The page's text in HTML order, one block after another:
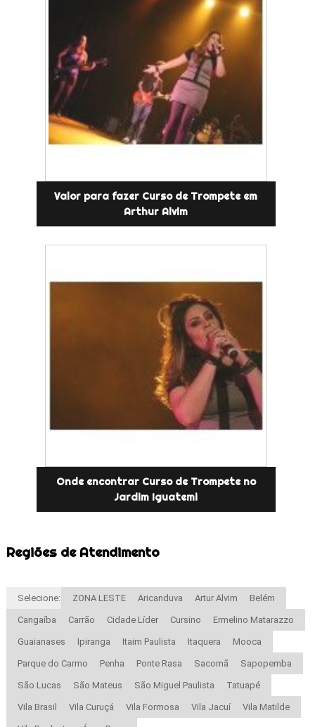
Valor para fazer Curso de Trompete em
Arthur Alvim
Onde encontrar Curso de Trompete no
Jardim Iguatemi
Regiões de Atendimento
Selecione: ZONA LESTE Aricanduva Artur Alvim Belém
Cangaíba Carrão Cidade Líder Cursino Ermelino Matarazzo
Guaianases Ipiranga Itaim Paulista Itaquera Mooca
Parque do Carmo Penha Ponte Rasa Sacomã Sapopemba
São Lucas São Mateus São Miguel Paulista Tatuapé
Vila Brasil Vila Curuçá Vila Formosa Vila Jacuí Vila Matilde